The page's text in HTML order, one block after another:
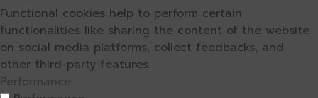
Functional cookies help to perform certain
functionalities like sharing the content of the website
on social media platforms, collect feedbacks, and
other third-party features.
Performance